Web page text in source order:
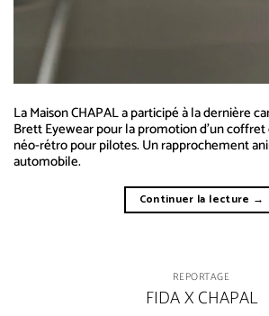
La Maison CHAPAL a participé à la dernière
Brett Eyewear pour la promotion d’un
néo-rétro pour pilotes. Un rapprochement
automobile.
Continuer la lecture →
REPORTAGE
FIDA X CHAPAL